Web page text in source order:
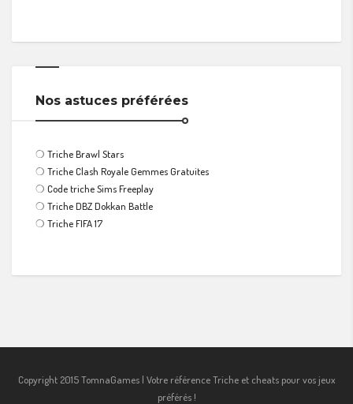
Nos astuces préférées
❍ Triche Brawl Stars
❍ Triche Clash Royale Gemmes Gratuites
❍ Code triche Sims Freeplay
❍ Triche DBZ Dokkan Battle
❍ Triche FIFA 17
Copyright 2015 TomnaGames | Votre référence Triche et cheats pour vos jeux
préférés !